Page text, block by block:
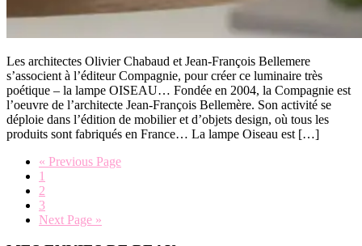
Les architectes Olivier Chabaud et Jean-François Bellemere
s’associent à l’éditeur Compagnie, pour créer ce luminaire très
poétique – la lampe OISEAU… Fondée en 2004, la Compagnie est
l’oeuvre de l’architecte Jean-François Bellemère. Son activité se
déploie dans l’édition de mobilier et d’objets design, où tous les
produits sont fabriqués en France… La lampe Oiseau est […]
« Go
Previous Page
Page
1
Page
2
Page
3
Go
Next Page »